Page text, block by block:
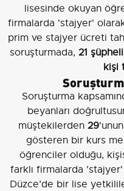
lisesinde okuyan
firmalarda 'stajyer'
prim ve stajyer ücreti
soruşturmada, 21 şüpheli
kişi
Soruşturma
beyanları
müştekilerden 29
gösteren bir kurs
öğrenciler olduğu,
farklı firmalarda
Düzce’de bir lise